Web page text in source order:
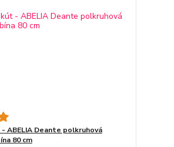
ABELIA Deante polkruhová
80 cm